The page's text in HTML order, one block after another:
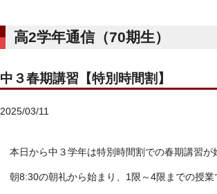
高2学年通信（70期生）
中３春期講習【特別時間割】
2025/03/11
本日から中３学年は特別時間割での春期講習が
朝8:30の朝礼から始まり、1限～4限までの授